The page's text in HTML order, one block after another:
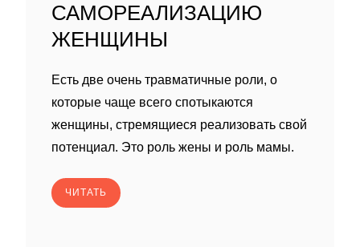
САМОРЕАЛИЗАЦИЮ
ЖЕНЩИНЫ
Есть две очень травматичные роли, о
которые чаще всего спотыкаются
женщины, стремящиеся реализовать свой
потенциал. Это роль жены и роль мамы.
ЧИТАТЬ